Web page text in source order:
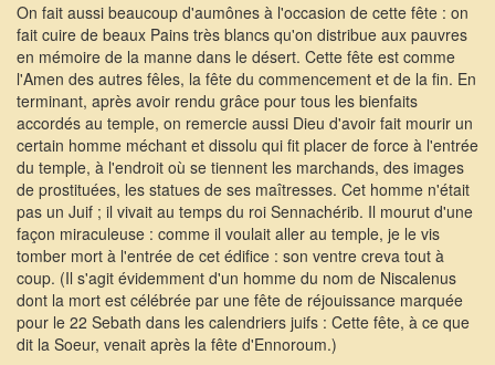
On fait aussi beaucoup d'aumônes à l'occasion de cette fête : on
fait cuire de beaux Pains très blancs qu'on distribue aux pauvres
en mémoire de la manne dans le désert. Cette fête est comme
l'Amen des autres fêles, la fête du commencement et de la fin. En
terminant, après avoir rendu grâce pour tous les bienfaits
accordés au temple, on remercie aussi Dieu d'avoir fait mourir un
certain homme méchant et dissolu qui fit placer de force à l'entrée
du temple, à l'endroit où se tiennent les marchands, des images
de prostituées, les statues de ses maîtresses. Cet homme n'était
pas un Juif ; il vivait au temps du roi Sennachérib. Il mourut d'une
façon miraculeuse : comme il voulait aller au temple, je le vis
tomber mort à l'entrée de cet édifice : son ventre creva tout à
coup. (Il s'agit évidemment d'un homme du nom de Niscalenus
dont la mort est célébrée par une fête de réjouissance marquée
pour le 22 Sebath dans les calendriers juifs : Cette fête, à ce que
dit la Soeur, venait après la fête d'Ennoroum.)